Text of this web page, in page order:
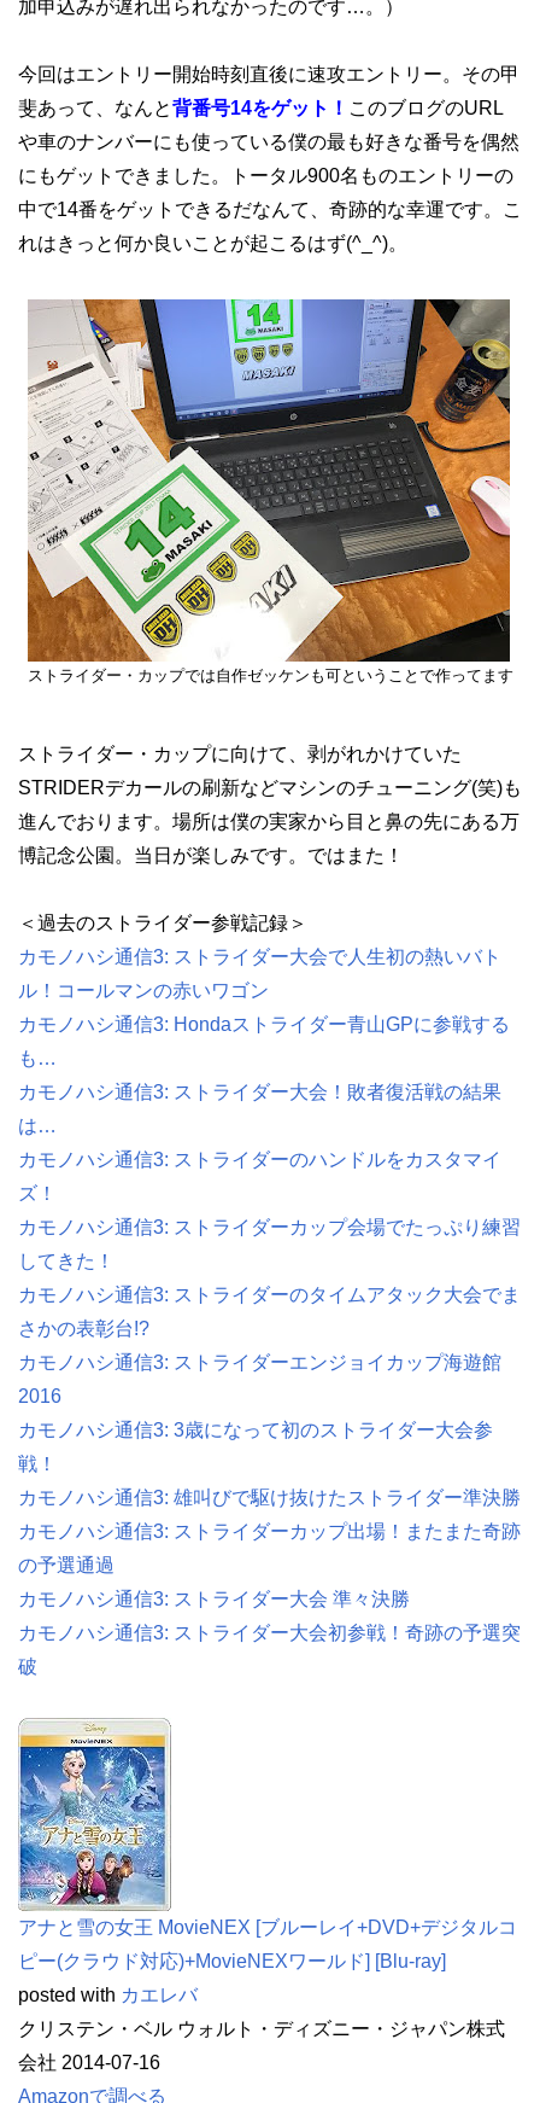
加申込みが遅れ出られなかったのです…。）
今回はエントリー開始時刻直後に速攻エントリー。その甲
斐あって、なんと背番号14をゲット！ このブログのURL
や車のナンバーにも使っている僕の最も好きな番号を偶然
にもゲットできました。トータル900名ものエントリーの
中で14番をゲットできるだなんて、奇跡的な幸運です。こ
れはきっと何か良いことが起こるはず(^_^)。
ストライダー・カップでは自作ゼッケンも可ということで作ってます
ストライダー・カップに向けて、剥がれかけていた
STRIDERデカールの刷新などマシンのチューニング(笑)も
進んでおります。場所は僕の実家から目と鼻の先にある万
博記念公園。当日が楽しみです。ではまた！
＜過去のストライダー参戦記録＞
カモノハシ通信3: ストライダー大会で人生初の熱いバト
ル！コールマンの赤いワゴン
カモノハシ通信3: Hondaストライダー青山GPに参戦する
も…
カモノハシ通信3: ストライダー大会！敗者復活戦の結果
は…
カモノハシ通信3: ストライダーのハンドルをカスタマイ
ズ！
カモノハシ通信3: ストライダーカップ会場でたっぷり練習
してきた！
カモノハシ通信3: ストライダーのタイムアタック大会でま
さかの表彰台!?
カモノハシ通信3: ストライダーエンジョイカップ海遊館
2016
カモノハシ通信3: 3歳になって初のストライダー大会参
戦！
カモノハシ通信3: 雄叫びで駆け抜けたストライダー準決勝
カモノハシ通信3: ストライダーカップ出場！またまた奇跡
の予選通過
カモノハシ通信3: ストライダー大会 準々決勝
カモノハシ通信3: ストライダー大会初参戦！奇跡の予選突
破
アナと雪の女王 MovieNEX [ブルーレイ+DVD+デジタルコ
ピー(クラウド対応)+MovieNEXワールド] [Blu-ray]
posted with カエレバ
クリステン・ベル ウォルト・ディズニー・ジャパン株式
会社 2014-07-16
Amazonで調べる